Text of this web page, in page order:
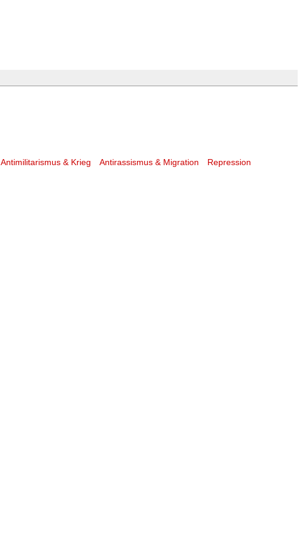
Antimilitarismus & Krieg Antirassismus & Migration
Repression